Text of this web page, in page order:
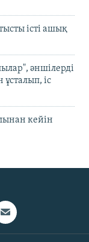
істі ашық
әншілерді
іс
кейін